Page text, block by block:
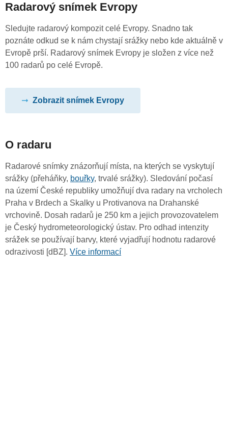
Radarový snímek Evropy
Sledujte radarový kompozit celé Evropy. Snadno tak
poznáte odkud se k nám chystají srážky nebo kde aktuálně v
Evropě prší. Radarový snímek Evropy je složen z více než
100 radarů po celé Evropě.
Zobrazit snímek Evropy
O radaru
Radarové snímky znázorňují místa, na kterých se vyskytují
srážky (přeháňky, bouřky, trvalé srážky). Sledování počasí
na území České republiky umožňují dva radary na vrcholech
Praha v Brdech a Skalky u Protivanova na Drahanské
vrchovině. Dosah radarů je 250 km a jejich provozovatelem
je Český hydrometeorologický ústav. Pro odhad intenzity
srážek se používají barvy, které vyjadřují hodnotu radarové
odrazivosti [dBZ]. Více informací